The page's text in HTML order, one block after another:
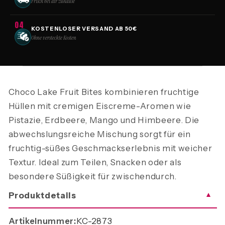
04
KOSTENLOSER VERSAND AB 50€
Ohne versteckte Kosten
Choco Lake Fruit Bites kombinieren fruchtige
Hüllen mit cremigen Eiscreme-Aromen wie
Pistazie, Erdbeere, Mango und Himbeere. Die
abwechslungsreiche Mischung sorgt für ein
fruchtig-süßes Geschmackserlebnis mit weicher
Textur. Ideal zum Teilen, Snacken oder als
besondere Süßigkeit für zwischendurch.
Produktdetails
▼
Artikelnummer:KC-2873